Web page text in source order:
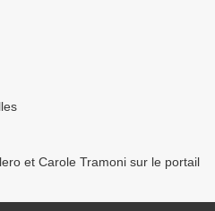
et Carole Tramoni sur le portail